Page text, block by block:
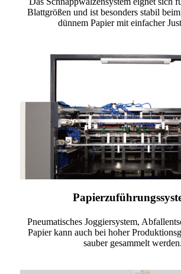
Blattgrößen und ist besonders stabil
dünnem Papier mit einfacher
Pneumatisches Joggiersystem,
Papier kann auch bei hoher
sauber gesammelt werden.